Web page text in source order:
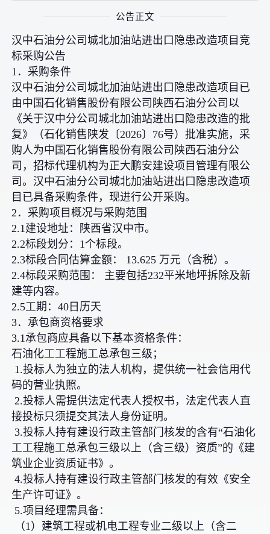
公告正文
汉中石油分公司城北加油站进出口隐患改造项目竞
标采购公告
1．采购条件
汉中石油分公司城北加油站进出口隐患改造项目已
由中国石化销售股份有限公司陕西石油分公司以
《关于汉中分公司城北加油站进出口隐患改造的批
复》（石化销售陕发〔2026〕76号）批准实施，采
购人为中国石化销售股份有限公司陕西石油分公
司，招标代理机构为正大鹏安建设项目管理有限公
司。汉中石油分公司城北加油站进出口隐患改造项
目已具备采购条件，现进行公开采购。
2．采购项目概况与采购范围
2.1建设地址：陕西省汉中市。
2.2标段划分：1个标段。
2.3标段合同估算金额： 13.625 万元（含税）。
2.4标段采购范围： 主要包括232平米地坪拆除及新
建等内容。
2.5工期：40日历天
3．承包商资格要求
3.1承包商应具备以下基本资格条件：
石油化工工程施工总承包三级；
1.投标人为独立的法人机构，提供统一社会信用代
码的营业执照。
2.投标人需提供法定代表人授权书，法定代表人直
接投标只须提交其法人身份证明。
3.投标人持有建设行政主管部门核发的含有“石油化
工工程施工总承包三级以上（含三级）资质”的《建
筑业企业资质证书》。
4.投标人持有建设行政主管部门核发的有效《安全
生产许可证》。
5.项目经理需具备：
（1）建筑工程或机电工程专业二级以上（含二